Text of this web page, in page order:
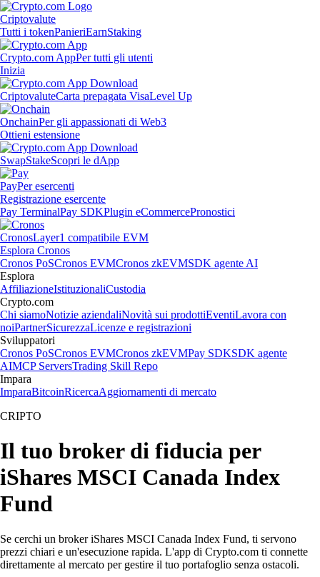
Criptovalute
Tutti i tokenPanieriEarnStaking
Crypto.com AppPer tutti gli utenti
Inizia
CriptovaluteCarta prepagata VisaLevel Up
OnchainPer gli appassionati di Web3
Ottieni estensione
SwapStakeScopri le dApp
PayPer esercenti
Registrazione esercente
Pay TerminalPay SDKPlugin eCommercePronostici
CronosLayer1 compatibile EVM
Esplora Cronos
Cronos PoSCronos EVMCronos zkEVMSDK agente AI
Esplora
AffiliazioneIstituzionaliCustodia
Crypto.com
Chi siamoNotizie aziendaliNovità sui prodottiEventiLavora con
noiPartnerSicurezzaLicenze e registrazioni
Sviluppatori
Cronos PoSCronos EVMCronos zkEVMPay SDKSDK agente
AIMCP ServersTrading Skill Repo
Impara
ImparaBitcoinRicercaAggiornamenti di mercato
CRIPTO
Il tuo broker di fiducia per
iShares MSCI Canada Index
Fund
Se cerchi un broker iShares MSCI Canada Index Fund, ti servono
prezzi chiari e un'esecuzione rapida. L'app di Crypto.com ti connette
direttamente al mercato per gestire il tuo portafoglio senza ostacoli.